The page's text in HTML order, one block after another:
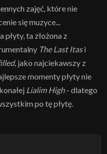
zajęć, które nie
się muzyce...
płyty, ta złożona z
The Last Itasi
jako najciekawszy z
momenty płyty nie
Lialim High- dlatego
po tę płytę.